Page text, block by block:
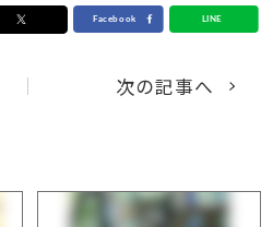
次の記事へ